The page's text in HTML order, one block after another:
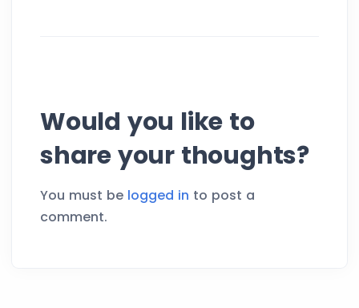
Would you like to
share your thoughts?
You must be logged in to post a
comment.